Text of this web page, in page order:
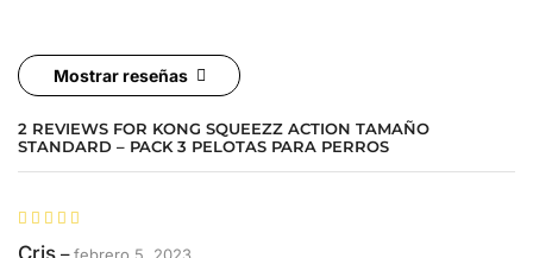
Mostrar reseñas
2 REVIEWS FOR KONG SQUEEZZ ACTION TAMAÑO
STANDARD – PACK 3 PELOTAS PARA PERROS
Cris